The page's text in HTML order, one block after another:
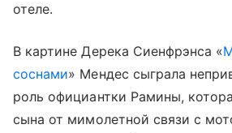
отеле.
В картине Дерека Сиенфрэнса «
соснами» Мендес сыграла
роль официантки Рамины,
сына от мимолетной связи с